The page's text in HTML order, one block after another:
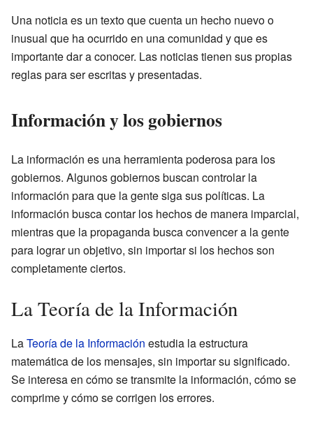
Una noticia es un texto que cuenta un hecho nuevo o
inusual que ha ocurrido en una comunidad y que es
importante dar a conocer. Las noticias tienen sus propias
reglas para ser escritas y presentadas.
Información y los gobiernos
La información es una herramienta poderosa para los
gobiernos. Algunos gobiernos buscan controlar la
información para que la gente siga sus políticas. La
información busca contar los hechos de manera imparcial,
mientras que la propaganda busca convencer a la gente
para lograr un objetivo, sin importar si los hechos son
completamente ciertos.
La Teoría de la Información
LaTeoría de la Información estudia la estructura
matemática de los mensajes, sin importar su significado.
Se interesa en cómo se transmite la información, cómo se
comprime y cómo se corrigen los errores.